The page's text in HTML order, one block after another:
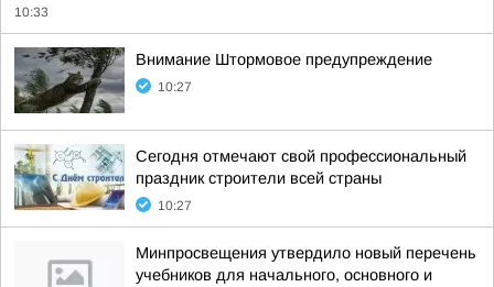
10:33
Внимание Штормовое предупреждение
10:27
Сегодня отмечают свой профессиональный
праздник строители всей страны
10:27
Минпросвещения утвердило новый перечень
учебников для начального, основного и